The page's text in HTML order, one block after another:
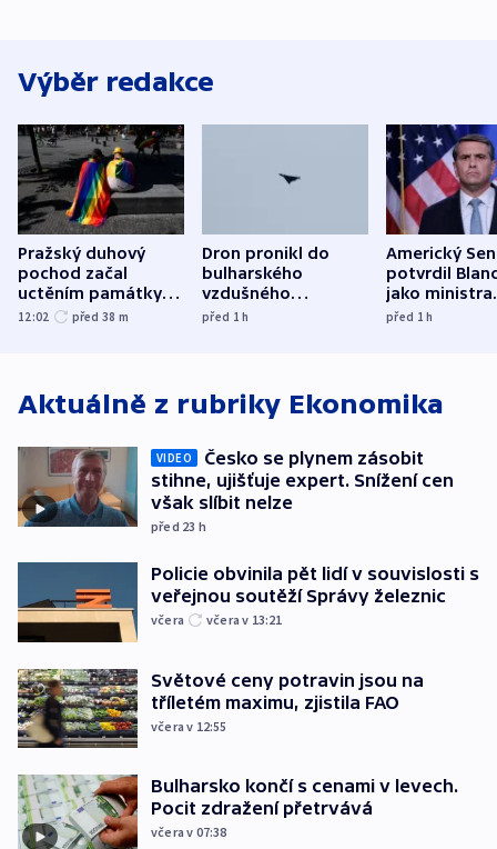
Výběr redakce
Pražský duhový
pochod začal
uctěním památky
obětí berlínského
12:02 před 38 m
Dron pronikl do
bulharského
vzdušného
prostoru,
před 1h
Americký
potvrdil
jako ministra
před 1h
Aktuálně z rubriky Ekonomika
VIDEO
Česko se plynem zásobit
stihne, ujišťuje expert. Snížení cen
však slíbit nelze
před 23 h
Policie obvinila pět lidí v souvislosti s
veřejnou soutěží Správy železnic
včera včera v 13:21
Světové ceny potravin jsou na
tříletém maximu, zjistila FAO
včera v 12:55
Bulharsko končí s cenami v levech.
Pocit zdražení přetrvává
včera v 07:38